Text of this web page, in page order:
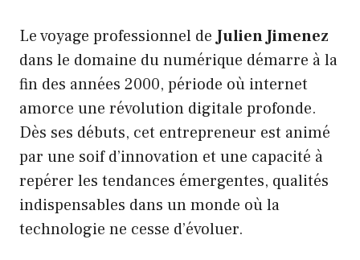
Le voyage professionnel deJulien Jimenez
dans le domaine du numérique démarre à la
fin des années 2000, période où internet
amorce une révolution digitale profonde.
Dès ses débuts, cet entrepreneur est animé
par une soif d’innovation et une capacité à
repérer les tendances émergentes, qualités
indispensables dans un monde où la
technologie ne cesse d’évoluer.